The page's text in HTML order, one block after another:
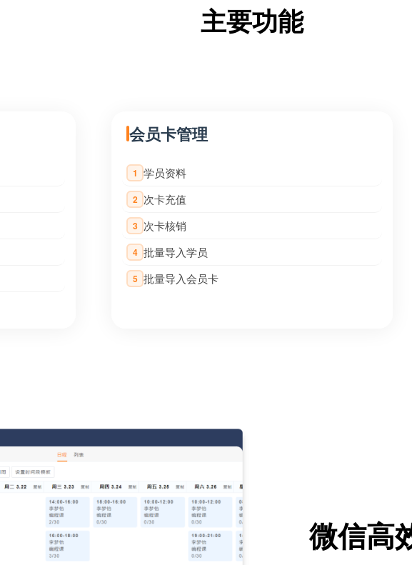
主要功能
会员卡管理
1 学员资料
2 次卡充值
3 次卡核销
4 批量导入学员
5 批量导入会员卡
微信高